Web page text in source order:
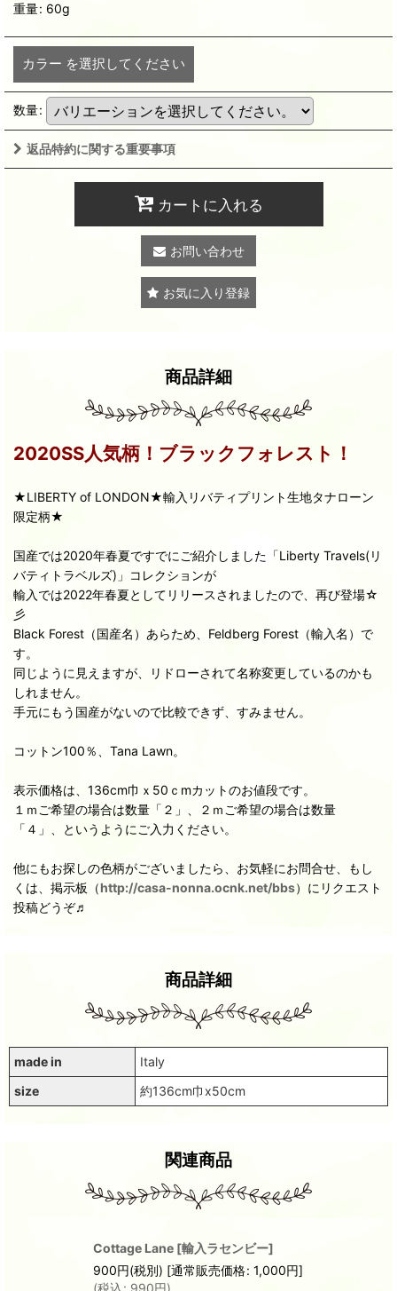
重量: 60g
カラー を選択してください
数量:
返品特約に関する重要事項
カートに入れる
お問い合わせ
お気に入り登録
商品詳細
2020SS人気柄！ブラックフォレスト！
★LIBERTY of LONDON★輸入リバティプリント生地タナローン
限定柄★
国産では2020年春夏ですでにご紹介しました「Liberty Travels(リ
バティトラベルズ)」コレクションが
輸入では2022年春夏としてリリースされましたので、再び登場☆
彡
Black Forest（国産名）あらため、Feldberg Forest（輸入名）で
す。
同じように見えますが、リドローされて名称変更しているのかも
しれません。
手元にもう国産がないので比較できず、すみません。
コットン100％、Tana Lawn。
表示価格は、136cm巾ｘ50ｃmカットのお値段です。
１ｍご希望の場合は数量「２」、２ｍご希望の場合は数量
「４」、というようにご入力ください。
他にもお探しの色柄がございましたら、お気軽にお問合せ、もし
くは、掲示板（http://casa-nonna.ocnk.net/bbs）にリクエスト
投稿どうぞ♬
商品詳細
made in
Italy
size
約136cm巾x50cm
関連商品
Cottage Lane [輸入ラセンビー]
900円(税別) [通常販売価格: 1,000円]
(税込 : 990円)